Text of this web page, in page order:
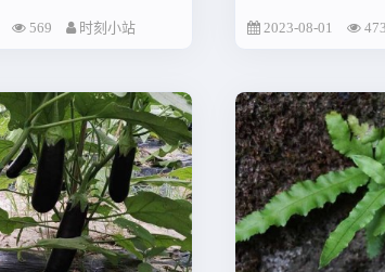
569 时刻小站 2023-08-01 473